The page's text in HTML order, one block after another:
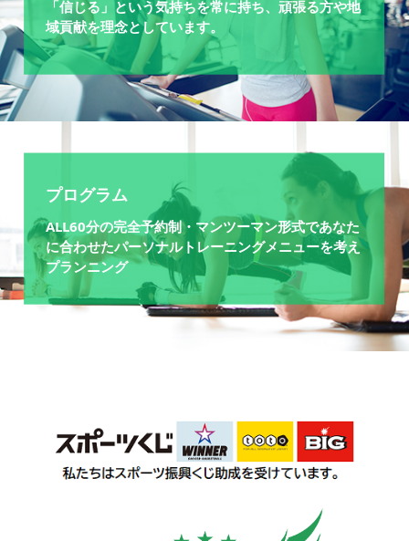
「信じる」という気持ちを常に持ち、頑張る方や地
域貢献を理念としています。
プログラム
ALL60分の完全予約制・マンツーマン形式であなた
に合わせたパーソナルトレーニングメニューを考え
プランニング